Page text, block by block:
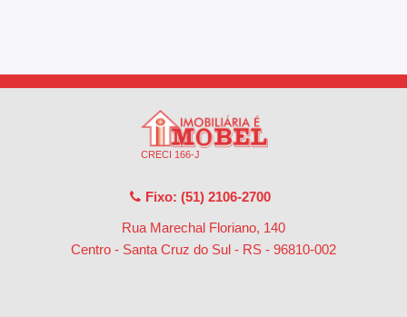
CRECI 166-J
Fixo: (51) 2106-2700
Rua Marechal Floriano, 140
Centro - Santa Cruz do Sul - RS - 96810-002